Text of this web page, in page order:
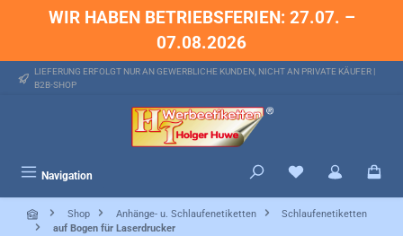
springenWIR HABEN BETRIEBSFERIEN: 27.07. –
07.08.2026
LIEFERUNG ERFOLGT NUR AN GEWERBLICHE KUNDEN, NICHT AN PRIVATE KÄUFER |
B2B-SHOP
Navigation Du hast 0 Produkte
Shop Anhänge- u. Schlaufenetiketten
Schlaufenetiketten
auf Bogen für Laserdrucker